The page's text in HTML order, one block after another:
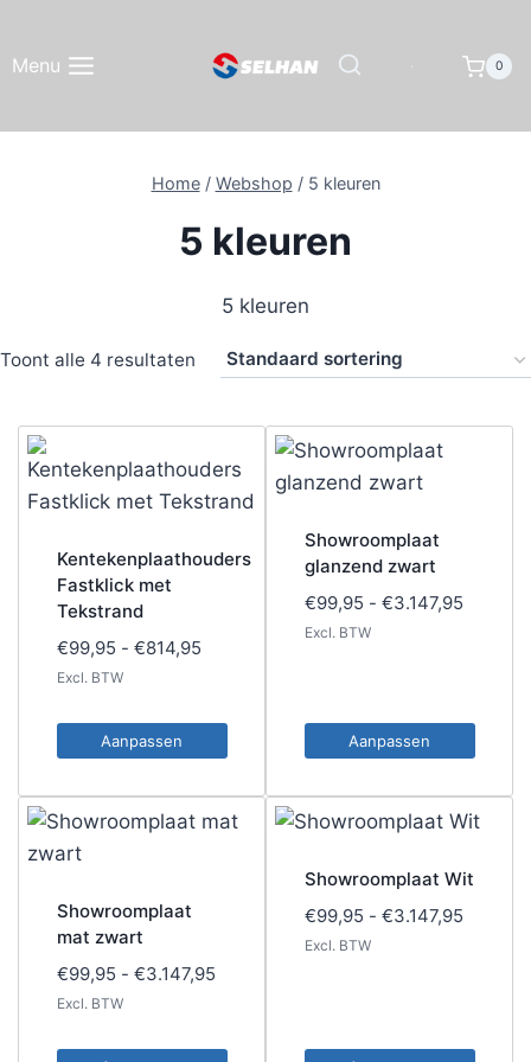
inhoud
Menu 0
Home / Webshop / 5 kleuren
5 kleuren
5 kleuren
Toont alle 4 resultaten
Kentekenplaathouders
Fastklick met
Tekstrand
€99,95 - €814,95Prijsklasse:
€814,95
Excl. BTW
Aanpassen
product
heeft
meerdere
variaties.
Deze
optie
kan
Showroomplaat
glanzend zwart
€99,95 - €3.147,95
Excl. BTW
Aanpassen
product
heeft
meerdere
Deze
Showroomplaat
mat zwart
€99,95 - €3.147,95Prijsklasse:
Excl. BTW
Showroomplaat Wit
€99,95 - €3.147,95
Excl. BTW